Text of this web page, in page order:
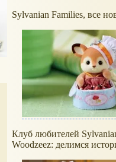
Sylvanian Families, все
Клуб любителей
Woodzeez: делимся